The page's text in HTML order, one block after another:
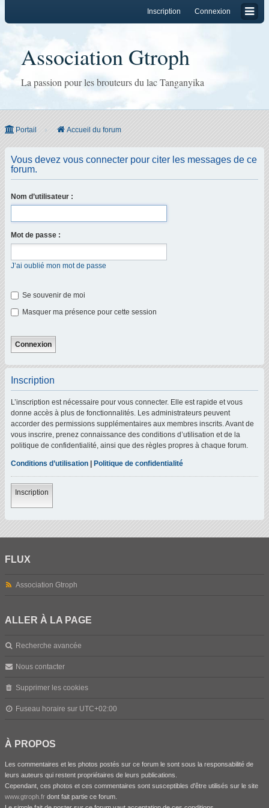
Connexion
Inscription
Association Gtroph
La passion pour les brouteurs du lac Tanganyika
Portail Accueil du forum
Vous devez vous connecter pour citer les messages de ce
forum.
Nom d’utilisateur :
Mot de passe :
J’ai oublié mon mot de passe
Se souvenir de moi
Masquer ma présence pour cette session
Inscription
L’inscription est nécessaire pour vous connecter. Elle est rapide et vous
donne accès à plus de fonctionnalités. Les administrateurs peuvent
accorder des permissions supplémentaires aux membres inscrits. Avant de
vous inscrire, prenez connaissance des conditions d’utilisation et de la
politique de confidentialité, ainsi que des règles propres à chaque forum.
Conditions d’utilisation Politique de confidentialité
Inscription
FLUX
Association Gtroph
ALLER À LA PAGE
Recherche avancée
Nous contacter
Supprimer les cookies
Fuseau horaire sur UTC+02:00
À PROPOS
Les commentaires et les photos postés sur ce forum le sont sous la responsabilité de
leurs auteurs qui restent propriétaires de leurs publications.
Cependant, ces photos et ces commentaires sont susceptibles d'être utilisés sur le site
www.gtroph.fr dont fait partie ce forum.